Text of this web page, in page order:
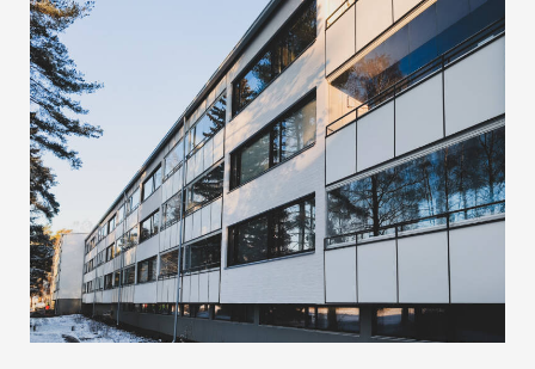
Hämeenlinnan oikeustalo